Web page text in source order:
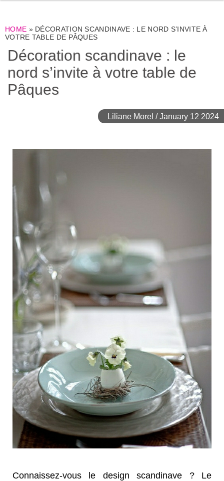
HOME » DÉCORATION SCANDINAVE : LE NORD S’INVITE À
VOTRE TABLE DE PÂQUES
Décoration scandinave : le
nord s’invite à votre table de
Pâques
Liliane Morel /January 12 2024
Connaissez-vous le design scandinave ? Le